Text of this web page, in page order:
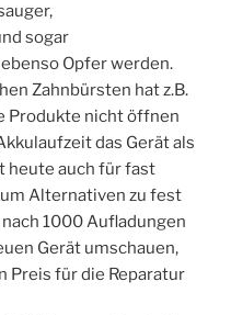
sogar
Opfer werden.
Zahnbürsten hat z.B.
Produkte nicht öffnen
das Gerät als
heute auch für fast
Alternativen zu fest
1000 Aufladungen
Gerät umschauen,
Preis für die Reparatur